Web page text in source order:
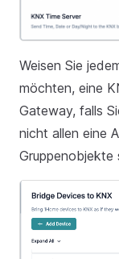
Weisen Sie
möchten, eine
Gateway, falls
nicht allen eine
Gruppenobjekte